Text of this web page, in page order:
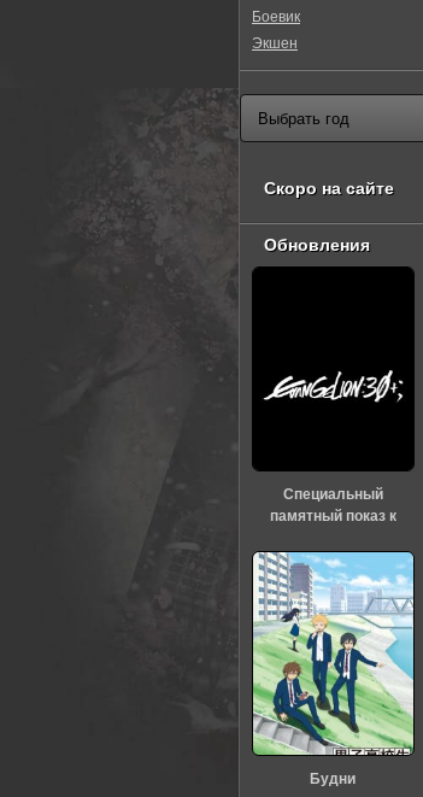
Боевик
Экшен
Скоро на сайте
Обновления
Специальный
памятный показ к
«Евангелиона» (2026)
Будни